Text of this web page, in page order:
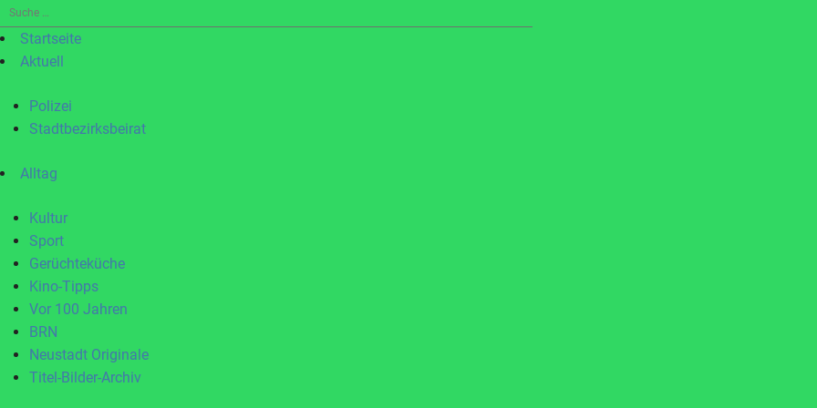
Suche
nach:Startseite
Aktuell
Polizei
Stadtbezirksbeirat
Alltag
Kultur
Sport
Gerüchteküche
Kino-Tipps
Vor 100 Jahren
BRN
Neustadt Originale
Titel-Bilder-Archiv